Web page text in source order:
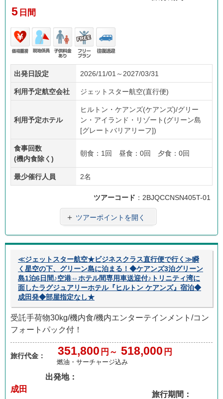
5 日間
価格
重視
現地
係員
子供
あり
フリ
ープ
ラン
往復
送迎
出発日設定 2026/11/01～2027/03/31
利用予定航空会社 ジェットスター航空(直行便)
利用予定ホテル
ヒルトン・ケアンズ(ケアンズ)/グリー
ン・アイランド・リゾート(グリーン島
[グレートバリアリーフ])
食事回数
(機内食除く)
朝食：1回 昼食：0回 夕食：0回
最少催行人員 2名
ツアーコード ：2BJQCCNSN405T-01
＋ ツアーポイントを開く
≪ジェットスター航空★ビジネスクラス直行便で行く≫瞬
く星空の下、グリーン島に泊まる！◆ケアンズ3泊グリーン
島1泊6日間♪空港⇔ホテル間専用車送迎付♪トリニティ湾に
面したラグジュアリーホテル『ヒルトン ケアンズ』宿泊◆
成田発◆部屋指定なし★
受託手荷物30kg/機内食/機内エンターテインメント/コン
フォートパック付！
旅行代金： 351,800 円～ 518,000 円
燃油・サーチャージ込み
出発地：
成田
旅行期間：